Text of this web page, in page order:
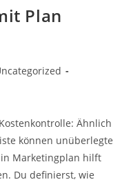
Plan
Ähnlich
können unüberlegte
Marketingplan hilft
Du definierst, wie